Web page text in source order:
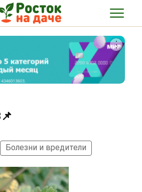
Болезни и вредители